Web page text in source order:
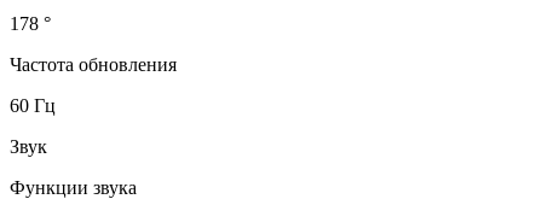
178 °
Частота обновления
60 Гц
Звук
Функции звука